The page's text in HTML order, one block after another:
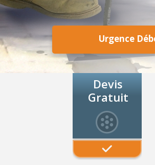
Urgence
Devis
Gratuit